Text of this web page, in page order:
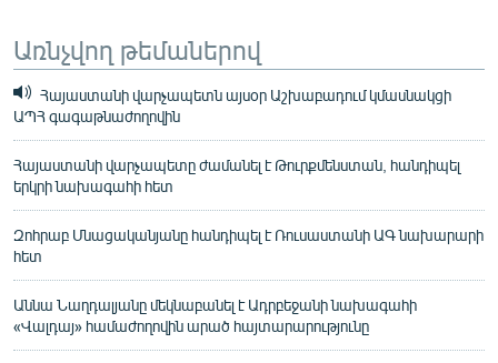
Առնչվող թեմաներով
Հայաստանի վարչապետն այսօր Աշխաբադում կմասնակցի
ԱՊՀ գագաթնաժողովին
Հայաստանի վարչապետը ժամանել է Թուրքմենստան, հանդիպել
երկրի նախագահի հետ
Զոհրաբ Մնացականյանը հանդիպել է Ռուսաստանի ԱԳ նախարարի
հետ
Աննա Նաղդալյանը մեկնաբանել է Ադրբեջանի նախագահի
«Վալդայ» համաժողովին արած հայտարարությունը